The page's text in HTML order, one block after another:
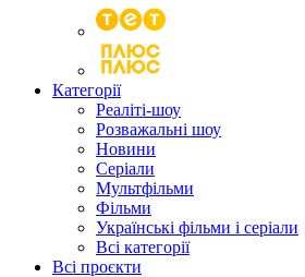
Категорії
Реаліті-шоу
Розважальні шоу
Новини
Серіали
Мультфільми
Фільми
Українські фільми і серіали
Всі категорії
Всі проєкти